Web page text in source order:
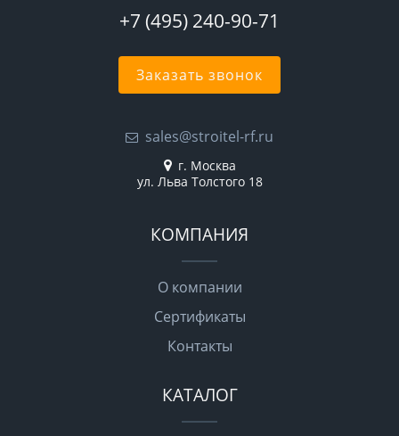
+7 (495) 240-90-71
Заказать звонок
sales@stroitel-rf.ru
г. Москва
ул. Льва Толстого 18
КОМПАНИЯ
О компании
Сертификаты
Контакты
КАТАЛОГ